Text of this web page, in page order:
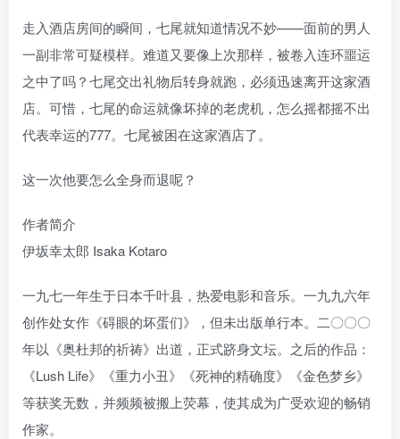
走入酒店房间的瞬间，七尾就知道情况不妙——面前的男人
一副非常可疑模样。难道又要像上次那样，被卷入连环噩运
之中了吗？七尾交出礼物后转身就跑，必须迅速离开这家酒
店。可惜，七尾的命运就像坏掉的老虎机，怎么摇都摇不出
代表幸运的777。七尾被困在这家酒店了。
这一次他要怎么全身而退呢？
作者简介
伊坂幸太郎 Isaka Kotaro
一九七一年生于日本千叶县，热爱电影和音乐。一九九六年
创作处女作《碍眼的坏蛋们》，但未出版单行本。二〇〇〇
年以《奥杜邦的祈祷》出道，正式跻身文坛。之后的作品：
《Lush Life》《重力小丑》《死神的精确度》《金色梦乡》
等获奖无数，并频频被搬上荧幕，使其成为广受欢迎的畅销
作家。